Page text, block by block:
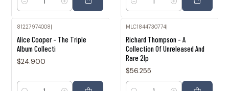
Cantidad Cantidad
81227974008|
Alice Cooper - The Triple
Album Collecti
$24.900
MLC1844730774|
Richard Thompson - A
Collection Of Unreleased And
Rare 2lp
$56.255